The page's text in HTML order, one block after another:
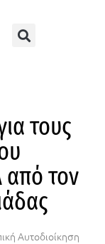
τους
τον
Αυτοδιοίκηση